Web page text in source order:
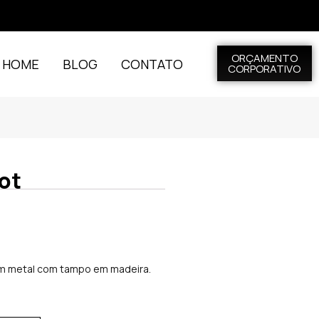
BLOG CONTATO ORÇAMENTO
CORPORATIVO
metal com tampo em madeira.